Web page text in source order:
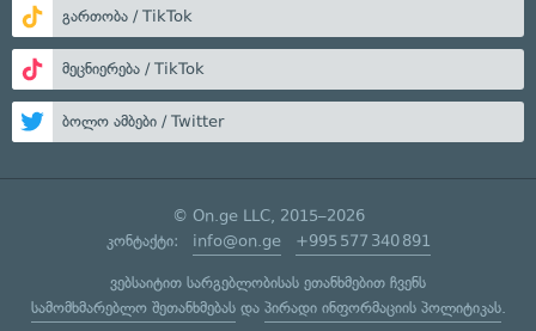
გართობა / TikTok
მეცნიერება / TikTok
ბოლო ამბები / Twitter
© On.ge LLC, 2015–2026
კონტაქტი: info@on.ge +995 577 340 891
ვებსაიტით სარგებლობისას ეთანხმებით ჩვენს
სამომხმარებლო შეთანხმებასდა პირადი ინფორმაციის პოლიტიკას.